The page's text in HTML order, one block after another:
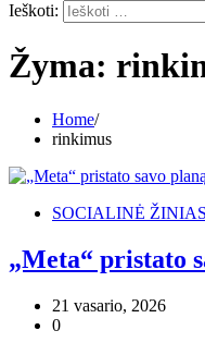
Ieškoti:
Žyma:
Home
rinkimus
SOCIALINĖ
„Meta“ pristato
21 vasario, 2026
0